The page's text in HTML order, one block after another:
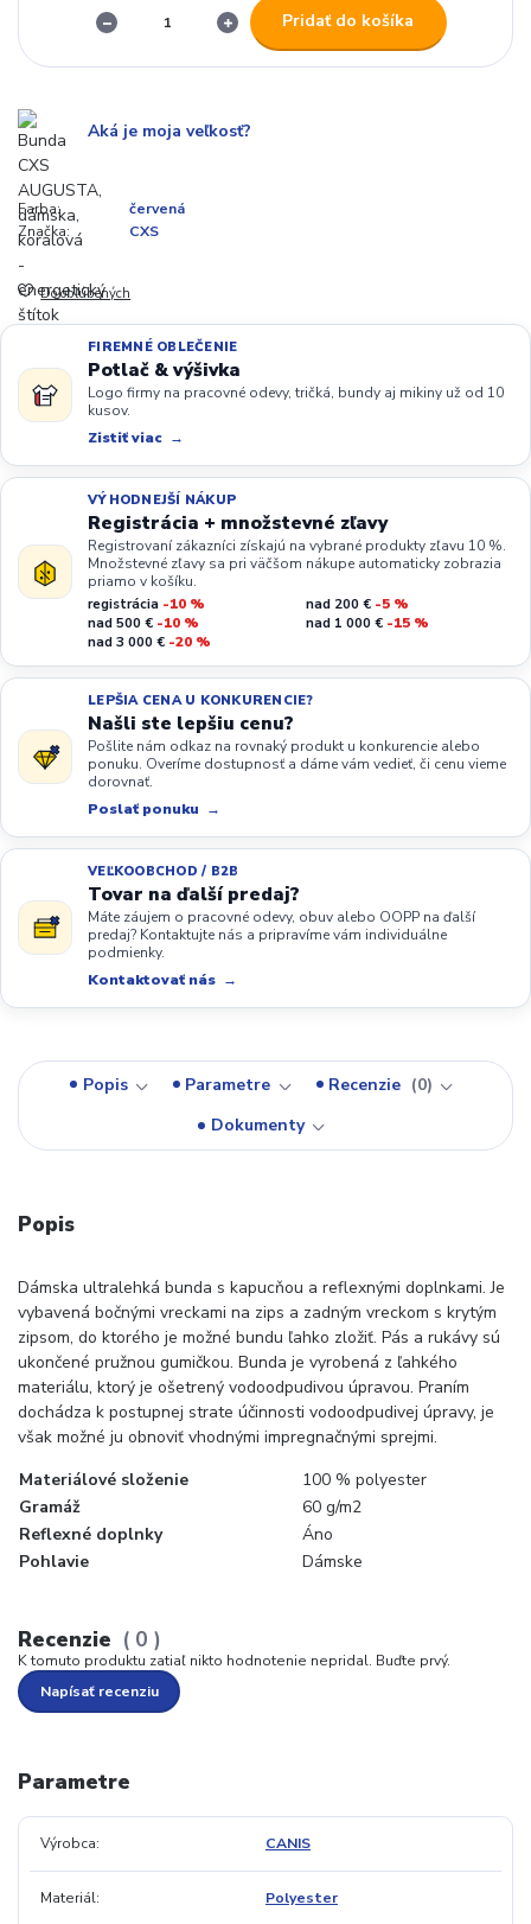
Pridať do košíka
Aká je moja veľkosť?
Farba:
červená
Značka:
CXS
Do obľúbených
FIREMNÉ OBLEČENIE
Potlač & výšivka
Logo firmy na pracovné odevy, tričká, bundy aj mikiny už od 10
kusov.
Zistiť viac
VÝHODNEJŠÍ NÁKUP
Registrácia + množstevné zľavy
Registrovaní zákazníci získajú na vybrané produkty zľavu 10 %.
Množstevné zľavy sa pri väčšom nákupe automaticky zobrazia
priamo v košíku.
registrácia -10 % nad 200 € -5 %
nad 500 € -10 % nad 1 000 € -15 %
nad 3 000 € -20 %
LEPŠIA CENA U KONKURENCIE?
Našli ste lepšiu cenu?
Pošlite nám odkaz na rovnaký produkt u konkurencie alebo
ponuku. Overíme dostupnosť a dáme vám vedieť, či cenu vieme
dorovnať.
Poslať ponuku
VEĽKOOBCHOD / B2B
Tovar na ďalší predaj?
Máte záujem o pracovné odevy, obuv alebo OOPP na ďalší
predaj? Kontaktujte nás a pripravíme vám individuálne
podmienky.
Kontaktovať nás
Popis Parametre Recenzie
0
Dokumenty
Popis
Dámska ultralehká bunda s kapucňou a reflexnými doplnkami. Je
vybavená bočnými vreckami na zips a zadným vreckom s krytým
zipsom, do ktorého je možné bundu ľahko zložiť. Pás a rukávy sú
ukončené pružnou gumičkou. Bunda je vyrobená z ľahkého
materiálu, ktorý je ošetrený vodoodpudivou úpravou. Praním
dochádza k postupnej strate účinnosti vodoodpudivej úpravy, je
však možné ju obnoviť vhodnými impregnačnými sprejmi.
Materiálové složenie
100 % polyester
Gramáž
60 g/m2
Reflexné doplnky
Áno
Pohlavie
Dámske
Recenzie 0
K tomuto produktu zatiaľ nikto hodnotenie nepridal. Buďte prvý.
Napísať recenziu
Parametre
Výrobca CANIS
Materiál Polyester